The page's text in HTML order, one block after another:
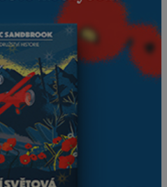
miminka měl působit
především klidně a útulně.
Předškolní věk je